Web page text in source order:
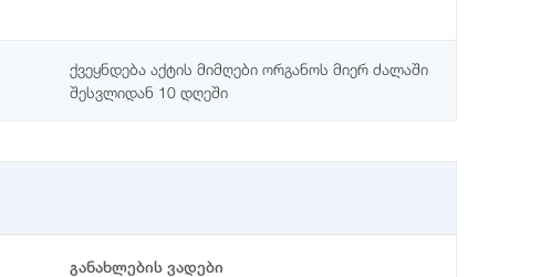
ქვეყნდება აქტის მიმღები ორგანოს მიერ ძალაში
შესვლიდან 10 დღეში
განახლების ვადები